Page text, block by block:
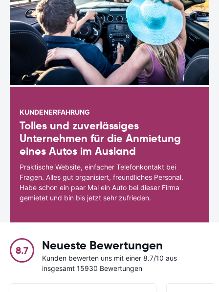
KUNDENERFAHRUNG
Tolles und zuverlässiges
Unternehmen für die Anmietung
eines Autos im Ausland
Praktische Website, einfacher Telefonkontakt bei
Fragen. Alles gut organisiert, freundliches Personal.
Habe schon ein paar Mal ein Auto bei dieser Firma
gemietet und bin bis jetzt sehr zufrieden.
8.7 Neueste Bewertungen
Kunden bewerten uns mit einer 8.7/10 aus
insgesamt 15930 Bewertungen